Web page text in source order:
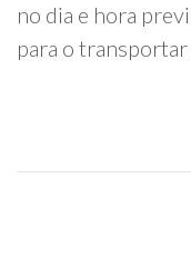
no dia e hora
para o